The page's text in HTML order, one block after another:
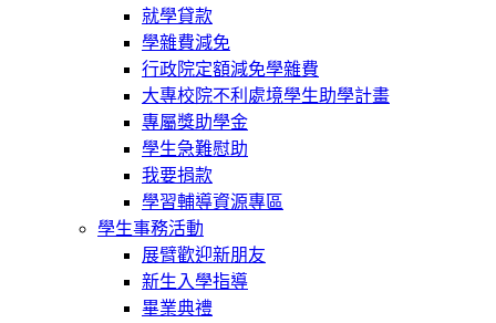
就學貸款
學雜費減免
行政院定額減免學雜費
大專校院不利處境學生助學計畫
專屬獎助學金
學生急難慰助
我要捐款
學習輔導資源專區
學生事務活動
展臂歡迎新朋友
新生入學指導
畢業典禮